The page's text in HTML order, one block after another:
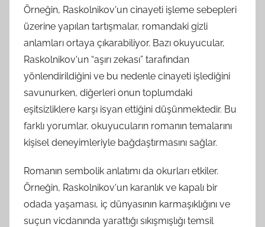
Örneğin, Raskolnikov'un cinayeti işleme sebepleri
üzerine yapılan tartışmalar, romandaki gizli
anlamları ortaya çıkarabiliyor. Bazı okuyucular,
Raskolnikov'un “aşırı zekası” tarafından
yönlendirildiğini ve bu nedenle cinayeti işlediğini
savunurken, diğerleri onun toplumdaki
eşitsizliklere karşı isyan ettiğini düşünmektedir. Bu
farklı yorumlar, okuyucuların romanın temalarını
kişisel deneyimleriyle bağdaştırmasını sağlar.
Romanın sembolik anlatımı da okurları etkiler.
Örneğin, Raskolnikov'un karanlık ve kapalı bir
odada yaşaması, iç dünyasının karmaşıklığını ve
suçun vicdanında yarattığı sıkışmışlığı temsil